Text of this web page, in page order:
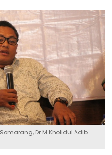
Semarang, Dr M Kholidul Adib.